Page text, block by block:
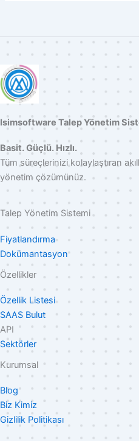
Isimsoftware Talep Yönetim
Basit. Güçlü. Hızlı.
Tüm süreçlerinizi kolaylaştıran
yönetim çözümünüz.
Talep Yönetim Sistemi
Fiyatlandırma
Dokümantasyon
Özellikler
Özellik Listesi
SAAS Bulut
API
Sektörler
Kurumsal
Blog
Biz Kimiz
Gizlilik Politikası